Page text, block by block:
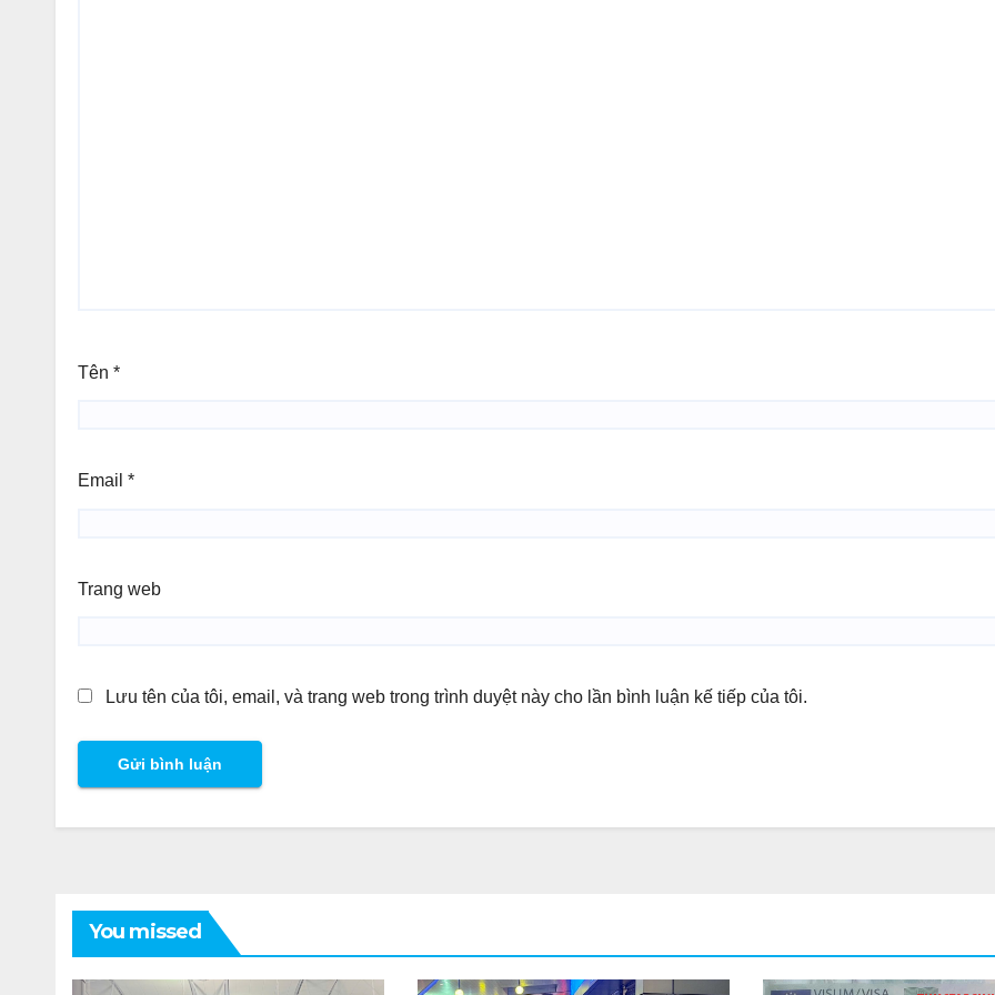
Tên *
Email *
Trang web
Lưu tên của tôi, email, và trang web trong trình duyệt này cho lần bình luận kế tiếp của tôi.
You missed